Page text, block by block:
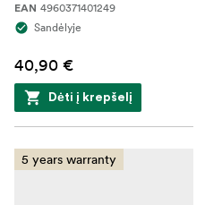
EAN 4960371401249
Sandėlyje
40,90 €
Dėti į krepšelį
5 years warranty